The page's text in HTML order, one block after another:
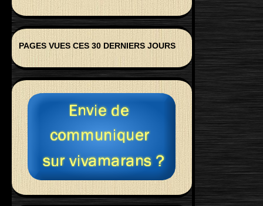
PAGES VUES CES 30 DERNIERS JOURS